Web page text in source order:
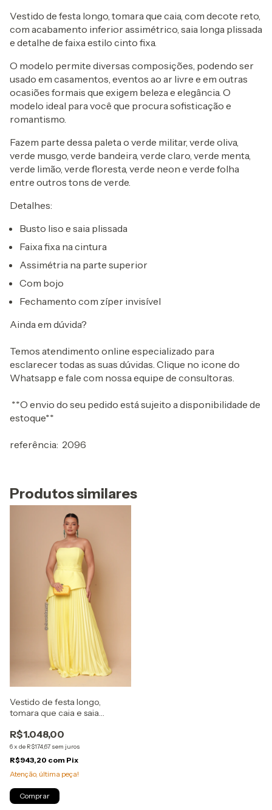
Vestido de festa longo, tomara que caia, com decote reto,
com acabamento inferior assimétrico, saia longa plissada
e detalhe de faixa estilo cinto fixa.
O modelo permite diversas composições, podendo ser
usado em casamentos, eventos ao ar livre e em outras
ocasiões formais que exigem beleza e elegância. O
modelo ideal para você que procura sofisticação e
romantismo.
Fazem parte dessa paleta o verde militar, verde oliva,
verde musgo, verde bandeira, verde claro, verde menta,
verde limão, verde floresta, verde neon e verde folha
entre outros tons de verde.
Detalhes:
Busto liso e saia plissada
Faixa fixa na cintura
Assimétria na parte superior
Com bojo
Fechamento com zíper invisível
Ainda em dúvida?
Temos atendimento online especializado para
esclarecer todas as suas dúvidas. Clique no icone do
Whatsapp e fale com nossa equipe de consultoras.
**O envio do seu pedido está sujeito a disponibilidade de
estoque**
referência: 2096
Produtos similares
Vestido de festa longo,
tomara que caia e saia
R$1.048,00
6x de R$174,67 sem juros
R$943,20 com Pix
Atenção, última peça!
Comprar